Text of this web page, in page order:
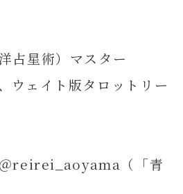
占星術）マスター
ウェイト版タロットリー
＠reirei_aoyama（「青